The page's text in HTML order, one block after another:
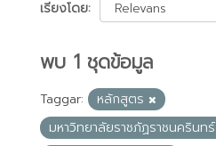
เรียงโดย
พบ 1 ชุดข้อมูล
Taggar:
หลักสูตร
มหาวิทยาลัยราชภัฏราชนครินทร์